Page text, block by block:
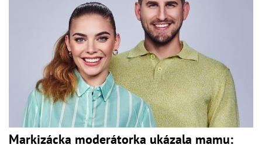
Markizácka moderátorka ukázala mamu: